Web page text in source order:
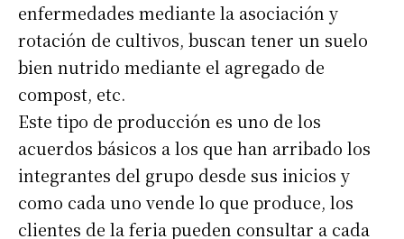
Suscribirme gratis
enfermedades mediante la asociación y
rotación de cultivos, buscan tener un suelo
bien nutrido mediante el agregado de
compost, etc.
Este tipo de producción es uno de los
acuerdos básicos a los que han arribado los
integrantes del grupo desde sus inicios y
como cada uno vende lo que produce, los
clientes de la feria pueden consultar a cada